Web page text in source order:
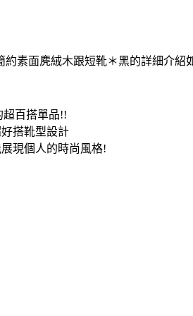
約素面麂絨木跟短靴＊黑的詳細介紹
百搭單品!!
搭靴型設計
現個人的時尚風格!